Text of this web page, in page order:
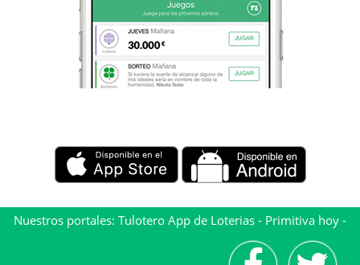
Nuestros portales: Tulotero App de Loterias - Primitiva hoy -